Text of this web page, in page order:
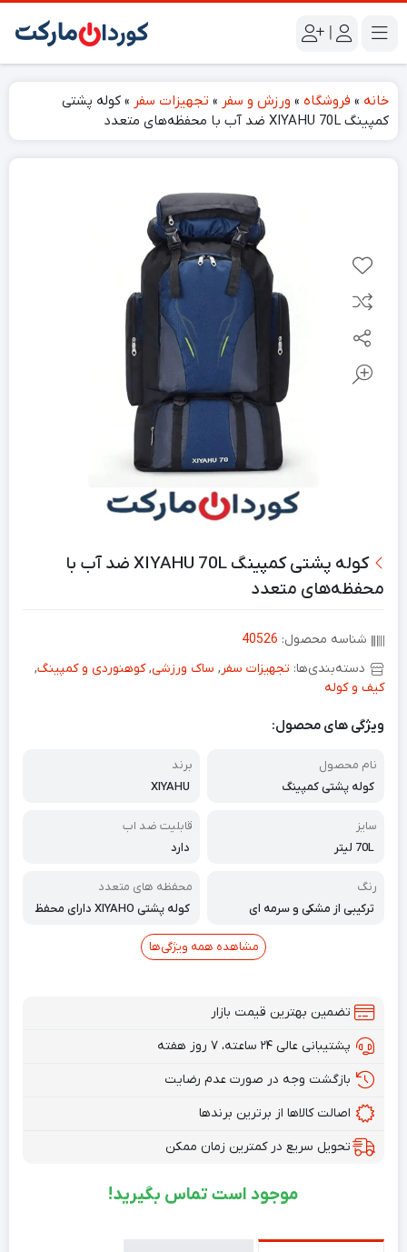
|
خانه » فروشگاه » ورزش و سفر » تجهیزات سفر » کوله پشتی
کمپینگ XIYAHU 70L ضد آب با محفظه‌های متعدد
کوله پشتی کمپینگ XIYAHU 70L ضد آب با
محفظه‌های متعدد
شناسه محصول: 40526
دسته‌بندی‌ها: تجهیزات سفر , ساک ورزشی,کوهنوردی و کمپینگ,
کیف و کوله
ویژگی های محصول:
نام محصول
کوله پشتی کمپینگ
برند
XIYAHU
سایز
70L لیتر
قابلیت ضد اب
دارد
رنگ
ترکیبی از مشکی و سرمه ای
محفظه های متعدد
کوله پشتی XIYAHO دارای محفظ
مشاهده همه ویژگی‌ها
تضمین بهترین قیمت بازار
پشتیبانی عالی ۲۴ ساعته، ۷ روز هفته
بازگشت وجه در صورت عدم رضایت
اصالت کالاها از برترین برندها
تحویل سریع در کمترین زمان ممکن
موجود است تماس بگیرید!